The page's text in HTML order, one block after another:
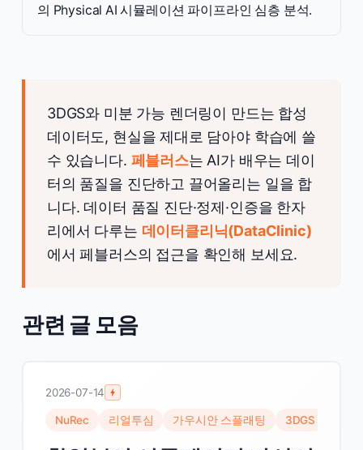
의 Physical AI 시뮬레이션 파이프라인 심층 분석.
3DGS와 미분 가능 렌더링이 만드는 합성
데이터도, 현실을 제대로 담아야 학습에 쓸
수 있습니다. 페블러스는 AI가 배우는 데이
터의 품질을 진단하고 끌어올리는 일을 합
니다. 데이터 품질 진단·정제·인증을 한자
리에서 다루는 데이터클리닉(DataClinic)
에서 페블러스의 접근을 확인해 보세요.
관련 글 모음
2026-07-14
NuRec 리얼투심 가우시안 스플래팅 3DGS